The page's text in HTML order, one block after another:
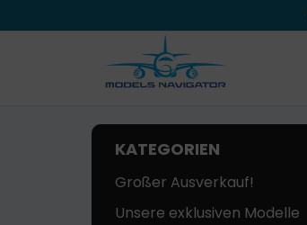
KATEGORIEN
Großer Ausverkauf!
Unsere exklusiven Modelle